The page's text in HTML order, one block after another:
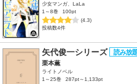
少女マンガ、LaLa
1～8巻
100pt
(4.3)
投稿数4件
矢代俊一シリーズ
栗本薫
ライトノベル
1～25巻
287pt～1,133pt